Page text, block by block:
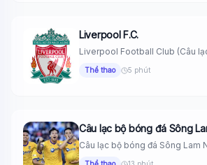
Liverpool F.C.
Liverpool Football Club (Câu
Thể thao 5 phút
Câu lạc bộ bóng đá Sông
Câu lạc bộ bóng đá Sông Lam